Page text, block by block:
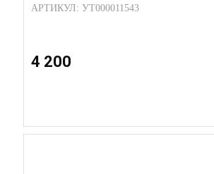
АРТИКУЛ: УТ000011543
4 200